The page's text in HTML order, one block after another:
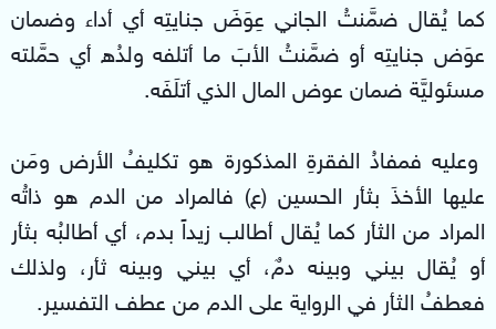
كما يُقال ضمَّنتُ الجاني عِوَضَ جنايتِه أي أداء وضمان
عوَض جنايتِه أو ضمَّنتُ الأبَ ما أتلفه ولدُه أي حمَّلته
مسئوليَّة ضمان عوض المال الذي أتلَفَه.
وعليه فمفادُ الفقرةِ المذكورة هو تكليفُ الأرض ومَن
عليها الأخذَ بثأر الحسين (ع) فالمراد من الدم هو ذاتُه
المراد من الثأر كما يُقال أطالب زيداً بدم، أي أطالبُه بثأر
أو يُقال بيني وبينه دمٌ، أي بيني وبينه ثأر، ولذلك
فعطفُ الثأر في الرواية على الدم من عطف التفسير.